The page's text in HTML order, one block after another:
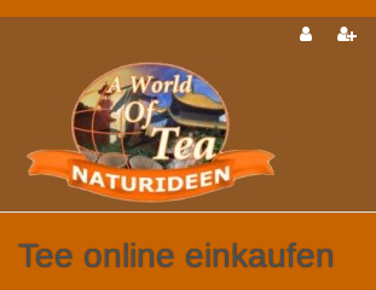
Tee online einkaufen